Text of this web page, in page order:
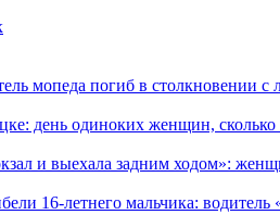
мопеда погиб в столкновении с
день одиноких женщин,
и выехала задним ходом»:
16-летнего мальчика: